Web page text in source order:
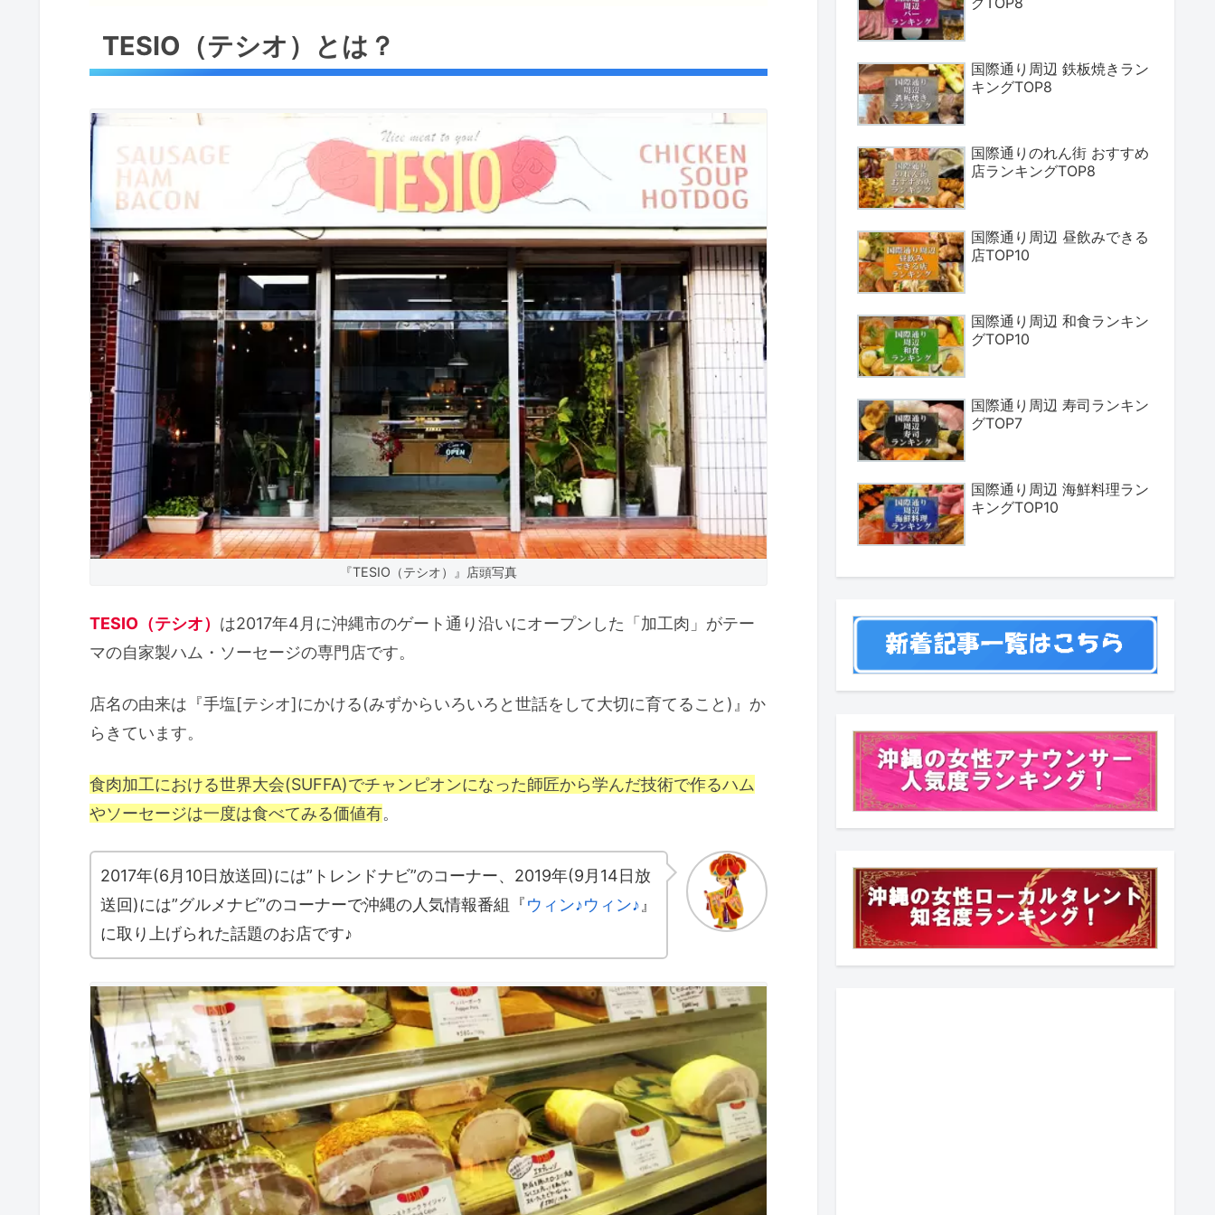
TESIO（テシオ）のウィン♪ウィン♪で紹介されたおすすめメニュー
TESIO（テシオ）店舗情報
TESIOが国際的食肉加工コンテストで金賞を受賞
TESIO（テシオ）まとめ
TESIO（テシオ）とは？
『TESIO（テシオ）』店頭写真
TESIO（テシオ） は2017年4月に沖縄市のゲート通り沿いにオープンした「加工肉」がテー
マの自家製ハム・ソーセージの専門店です。
店名の由来は『手塩[テシオ]にかける(みずからいろいろと世話をして大切に育てること)』か
らきています。
食肉加工における世界大会(SUFFA)でチャンピオンになった師匠から学んだ技術で作るハム
やソーセージは一度は食べてみる価値有。
2017年(6月10日放送回)には”トレンドナビ”のコーナー、2019年(9月14日放
送回)には”グルメナビ”のコーナーで沖縄の人気情報番組『ウィン♪ウィン♪ 』
に取り上げられた話題のお店です♪
国際通り周辺 鉄板焼きラン
キングTOP8
国際通りのれん街 おすすめ
店ランキングTOP8
国際通り周辺 昼飲みできる
店TOP10
国際通り周辺 和食ランキン
グTOP10
国際通り周辺 寿司ランキン
グTOP7
国際通り周辺 海鮮料理ラン
キングTOP10